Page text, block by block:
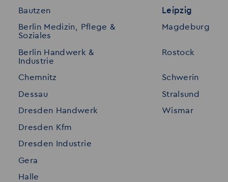
Initiativ bewerben
Merkzettel
Standorte
Interne Jobs
Datenschutz
Impressum
Bautzen
Berlin Medizin, Pflege &
Soziales
Berlin Handwerk &
Industrie
Chemnitz
Dessau
Dresden Handwerk
Dresden Kfm
Dresden Industrie
Gera
Halle
Leipzig
Magdeburg
Rostock
Schwerin
Stralsund
Wismar